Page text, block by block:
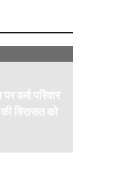
वर्मा परिवार
विरासत को